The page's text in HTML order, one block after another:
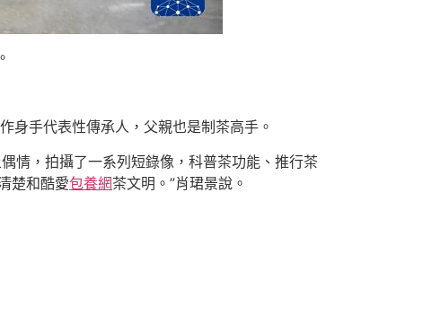
身手代表性傳承人，父親也是制茶高手。
情，拍攝了一系列短錄像，科普茶功能、推行茶
楚和酷愛包養網茶文明。”肖珺景說。